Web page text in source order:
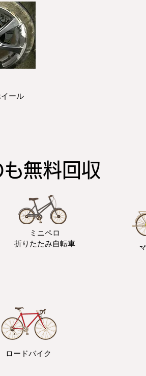
ール
も無料回収
ミニペロ
​折りたたみ自転車
ロードバイク